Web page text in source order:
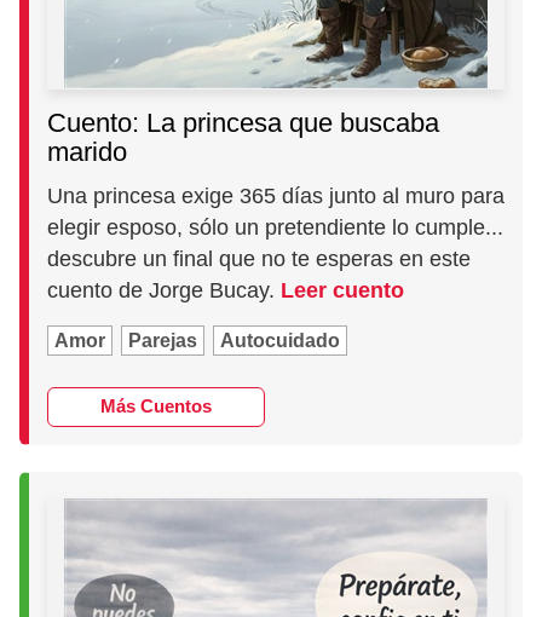
Cuento: La princesa que buscaba
marido
Una princesa exige 365 días junto al muro para
elegir esposo, sólo un pretendiente lo cumple...
descubre un final que no te esperas en este
cuento de Jorge Bucay. Leer cuento
Amor Parejas Autocuidado
Más Cuentos